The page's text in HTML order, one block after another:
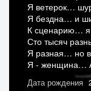
Я ветерок…
Я бездна… и
К сценарию…
Сто тысяч
Я разная… но
Я - женщина…
Дата рождения